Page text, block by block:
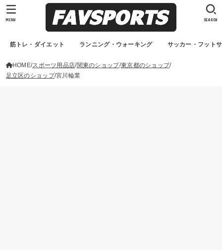
筋トレ・ダイエット ランニング・ウォーキング サッカー・フット
SEARCH
MENU
HOME スポーツ用品店 関東のショップ 東京都のショップ
足立区のショップ 宮川輪業